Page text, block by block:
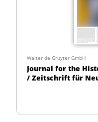
Walter de Gruyter GmbH
Journal for the
/ Zeitschrift für